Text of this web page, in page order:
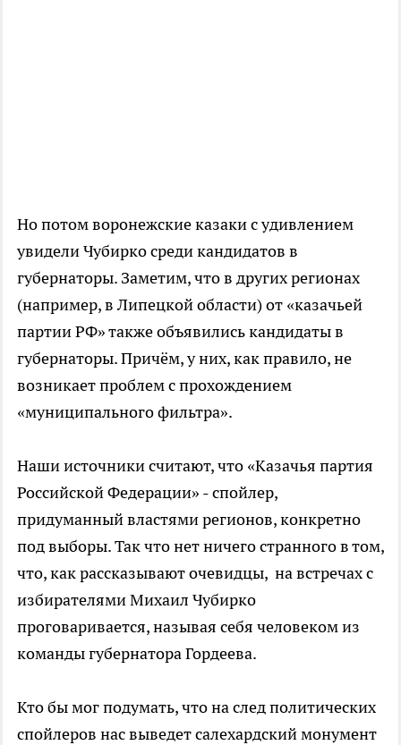
Но потом воронежские казаки с удивлением
увидели Чубирко среди кандидатов в
губернаторы. Заметим, что в других регионах
(например, в Липецкой области) от «казачьей
партии РФ» также объявились кандидаты в
губернаторы. Причём, у них, как правило, не
возникает проблем с прохождением
«муниципального фильтра».
Наши источники считают, что «Казачья партия
Российской Федерации» - спойлер,
придуманный властями регионов, конкретно
под выборы. Так что нет ничего странного в том,
что, как рассказывают очевидцы, на встречах с
избирателями Михаил Чубирко
проговаривается, называя себя человеком из
команды губернатора Гордеева.
Кто бы мог подумать, что на след политических
спойлеров нас выведет салехардский монумент